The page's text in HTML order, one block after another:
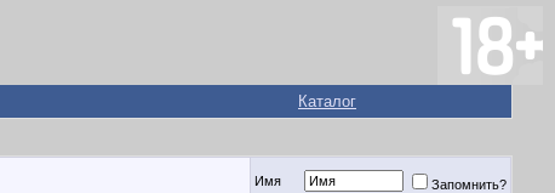
Каталог
Имя
Запомнить?